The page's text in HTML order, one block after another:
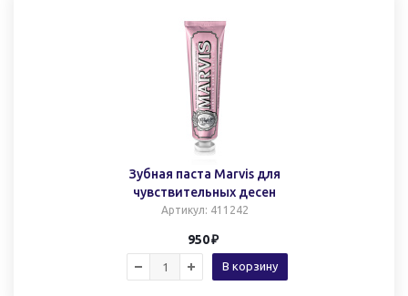
Зубная паста Marvis для
чувствительных десен
Артикул: 411242
950
В корзину